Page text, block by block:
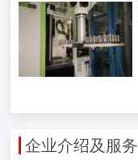
企业介绍及服务